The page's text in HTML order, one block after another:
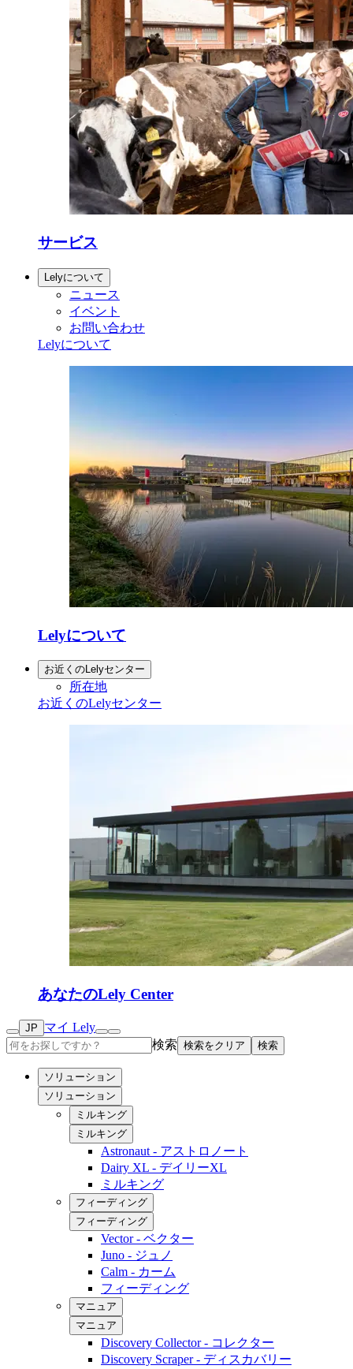
サービス
Lelyについて
ニュース
イベント
お問い合わせ
Lelyについて
Lelyについて
お近くのLelyセンター
所在地
お近くのLelyセンター
あなたのLely Center
JP
マイ Lely
検索 検索をクリア 検索
ソリューション
ソリューション
ミルキング
ミルキング
Astronaut - アストロノート
Dairy XL - デイリーXL
ミルキング
フィーディング
フィーディング
Vector - ベクター
Juno - ジュノ
Calm - カーム
フィーディング
マニュア
マニュア
Discovery Collector - コレクター
Discovery Scraper - ディスカバリー